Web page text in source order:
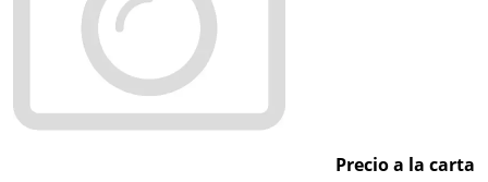
Precio a la carta